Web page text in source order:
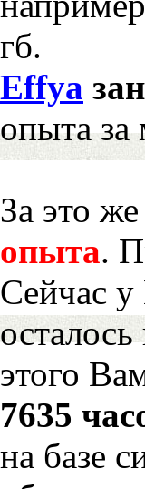
гб.
Effya
опыта за
За это
опыта.
Сейчас у
этого
7635
на базе